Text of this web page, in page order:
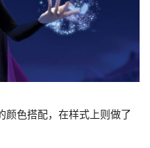
颜色搭配，在样式上则做了